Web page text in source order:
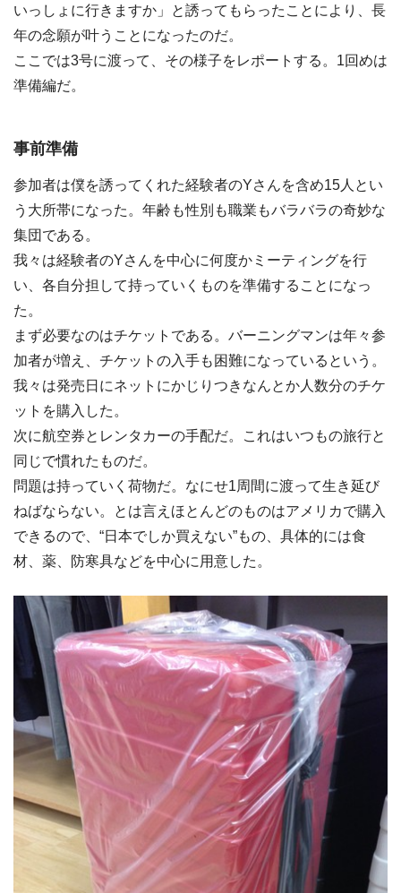
いっしょに行きますか」と誘ってもらったことにより、長
年の念願が叶うことになったのだ。
ここでは3号に渡って、その様子をレポートする。1回めは
準備編だ。
事前準備
参加者は僕を誘ってくれた経験者のYさんを含め15人とい
う大所帯になった。年齢も性別も職業もバラバラの奇妙な
集団である。
我々は経験者のYさんを中心に何度かミーティングを行
い、各自分担して持っていくものを準備することになっ
た。
まず必要なのはチケットである。バーニングマンは年々参
加者が増え、チケットの入手も困難になっているという。
我々は発売日にネットにかじりつきなんとか人数分のチケ
ットを購入した。
次に航空券とレンタカーの手配だ。これはいつもの旅行と
同じで慣れたものだ。
問題は持っていく荷物だ。なにせ1周間に渡って生き延び
ねばならない。とは言えほとんどのものはアメリカで購入
できるので、“日本でしか買えない”もの、具体的には食
材、薬、防寒具などを中心に用意した。